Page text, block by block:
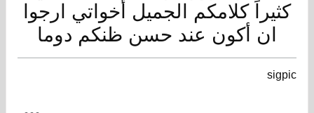
كثيراً كلامكم الجميل أخواتي ارجوا
ان أكون عند حسن ظنكم دوما
sigpic